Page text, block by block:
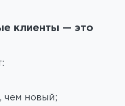
клиенты — это
чем новый;